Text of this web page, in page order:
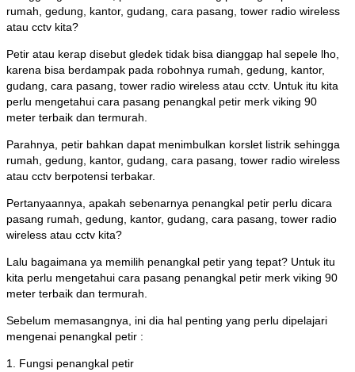
rumah, gedung, kantor, gudang, cara pasang, tower radio wireless
atau cctv kita?
Petir atau kerap disebut gledek tidak bisa dianggap hal sepele lho,
karena bisa berdampak pada robohnya rumah, gedung, kantor,
gudang, cara pasang, tower radio wireless atau cctv. Untuk itu kita
perlu mengetahui cara pasang penangkal petir merk viking 90
meter terbaik dan termurah.
Parahnya, petir bahkan dapat menimbulkan korslet listrik sehingga
rumah, gedung, kantor, gudang, cara pasang, tower radio wireless
atau cctv berpotensi terbakar.
Pertanyaannya, apakah sebenarnya penangkal petir perlu dicara
pasang rumah, gedung, kantor, gudang, cara pasang, tower radio
wireless atau cctv kita?
Lalu bagaimana ya memilih penangkal petir yang tepat? Untuk itu
kita perlu mengetahui cara pasang penangkal petir merk viking 90
meter terbaik dan termurah.
Sebelum memasangnya, ini dia hal penting yang perlu dipelajari
mengenai penangkal petir :
1. Fungsi penangkal petir